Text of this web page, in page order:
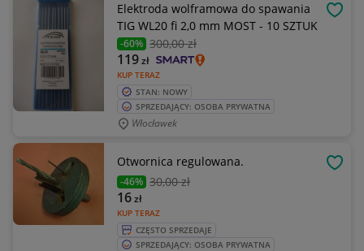
Elektroda wolframowa do spawania
TIG WL20 fi 2,0 mm MOST - 10 SZTUK
-60% 300,00 zł
KUP TERAZ
119zł
STAN: NOWY
SPRZEDAJĄCY: OSOBA PRYWATNA
Włocławek
Otwornica regulowana.
-46% 30,00 zł
KUP TERAZ
16zł
CZĘSTO SPRZEDAJE
SPRZEDAJĄCY: OSOBA PRYWATNA